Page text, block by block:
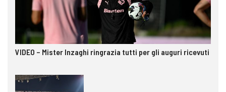
VIDEO – Mister Inzaghi ringrazia tutti per gli auguri ricevuti